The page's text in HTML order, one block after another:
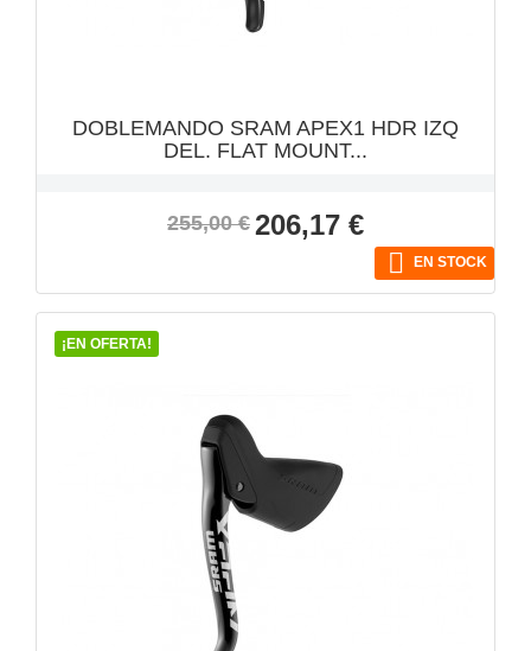
DOBLEMANDO SRAM APEX1 HDR IZQ
DEL. FLAT MOUNT...
Precio
255,00 € Precio
206,17 €
 EN STOCK
¡EN OFERTA!
 VISTA RÁPIDA